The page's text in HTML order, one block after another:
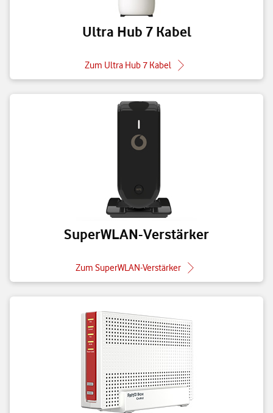
Ultra Hub 7 Kabel
Zum Ultra Hub 7 Kabel
SuperWLAN-Verstärker
Zum SuperWLAN-Verstärker